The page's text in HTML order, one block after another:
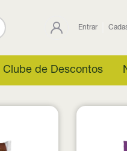
Entrar
Clube de Descontos